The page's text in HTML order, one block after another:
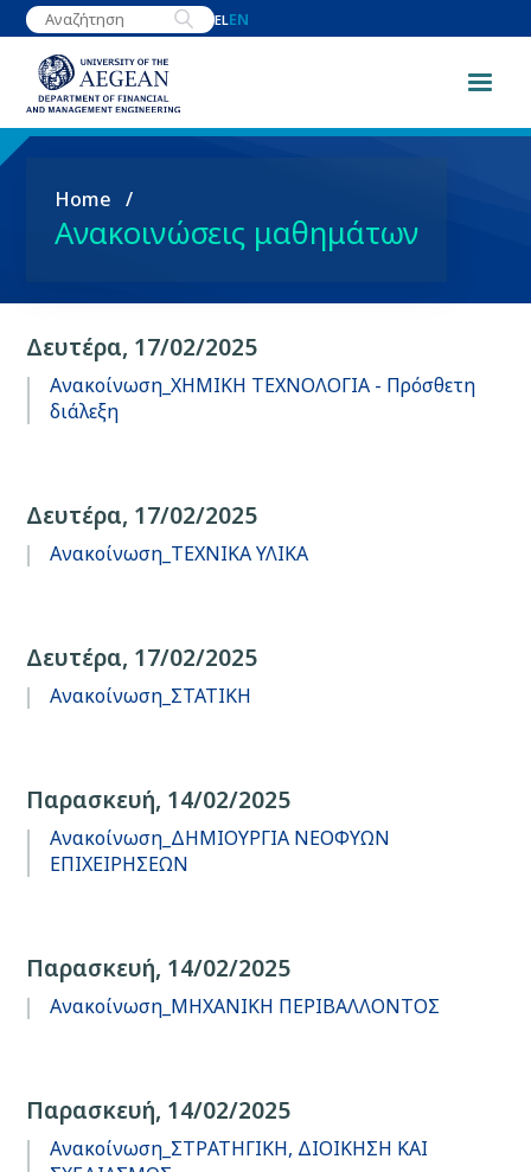
Skip
to
content
ELEN
Breadcrumb
Home
Ανακοινώσεις μαθημάτων
Δευτέρα, 17/02/2025
Ανακοίνωση_ΧΗΜΙΚΗ ΤΕΧΝΟΛΟΓΙΑ - Πρόσθετη
διάλεξη
Δευτέρα, 17/02/2025
Ανακοίνωση_ΤΕΧΝΙΚΑ ΥΛΙΚΑ
Δευτέρα, 17/02/2025
Ανακοίνωση_ΣΤΑΤΙΚΗ
Παρασκευή, 14/02/2025
Ανακοίνωση_ΔΗΜΙΟΥΡΓΙΑ ΝΕΟΦΥΩΝ
ΕΠΙΧΕΙΡΗΣΕΩΝ
Παρασκευή, 14/02/2025
Ανακοίνωση_ΜΗΧΑΝΙΚΗ ΠΕΡΙΒΑΛΛΟΝΤΟΣ
Παρασκευή, 14/02/2025
Ανακοίνωση_ΣΤΡΑΤΗΓΙΚΗ, ΔΙΟΙΚΗΣΗ ΚΑΙ